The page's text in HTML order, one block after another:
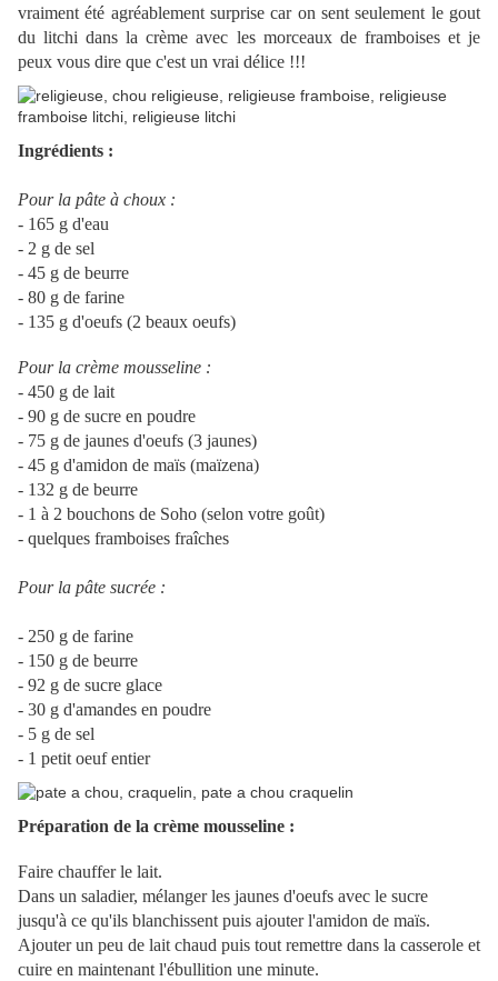
vraiment été agréablement surprise car on sent seulement le gout
du litchi dans la crème avec les morceaux de framboises et je
peux vous dire que c'est un vrai délice !!!
Ingrédients :
Pour la pâte à choux :
- 165 g d'eau
- 2 g de sel
- 45 g de beurre
- 80 g de farine
- 135 g d'oeufs (2 beaux oeufs)
Pour la crème mousseline :
- 450 g de lait
- 90 g de sucre en poudre
- 75 g de jaunes d'oeufs (3 jaunes)
- 45 g d'amidon de maïs (maïzena)
- 132 g de beurre
- 1 à 2 bouchons de Soho (selon votre goût)
- quelques framboises fraîches
Pour la pâte sucrée :
- 250 g de farine
- 150 g de beurre
- 92 g de sucre glace
- 30 g d'amandes en poudre
- 5 g de sel
- 1 petit oeuf entier
Préparation de la crème mousseline :
Faire chauffer le lait.
Dans un saladier, mélanger les jaunes d'oeufs avec le sucre
jusqu'à ce qu'ils blanchissent puis ajouter l'amidon de maïs.
Ajouter un peu de lait chaud puis tout remettre dans la casserole et
cuire en maintenant l'ébullition une minute.